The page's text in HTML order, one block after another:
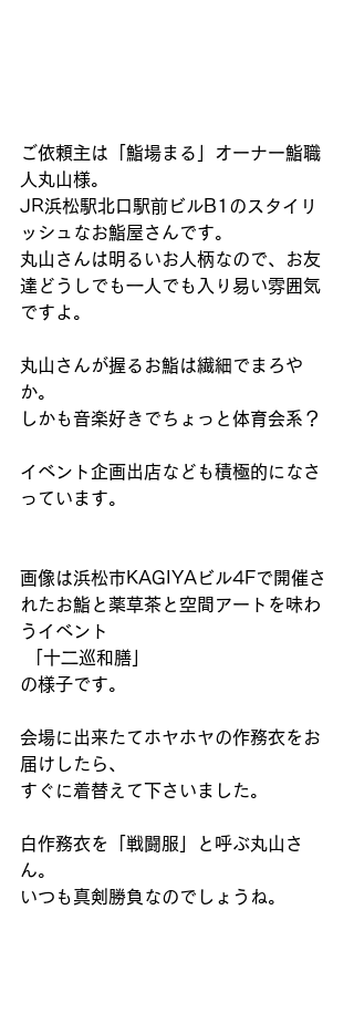
ご依頼主は「鮨場まる」オーナー鮨職
人丸山様。
JR浜松駅北口駅前ビルB1のスタイリ
ッシュなお鮨屋さんです。
丸山さんは明るいお人柄なので、お友
達どうしでも一人でも入り易い雰囲気
ですよ。
丸山さんが握るお鮨は繊細でまろや
か。
しかも音楽好きでちょっと体育会系？
イベント企画出店なども積極的になさ
っています。
画像は浜松市KAGIYAビル4Fで開催さ
れたお鮨と薬草茶と空間アートを味わ
うイベント
「十二巡和膳」
の様子です。
会場に出来たてホヤホヤの作務衣をお
届けしたら、
すぐに着替えて下さいました。
白作務衣を「戦闘服」と呼ぶ丸山さ
ん。
いつも真剣勝負なのでしょうね。